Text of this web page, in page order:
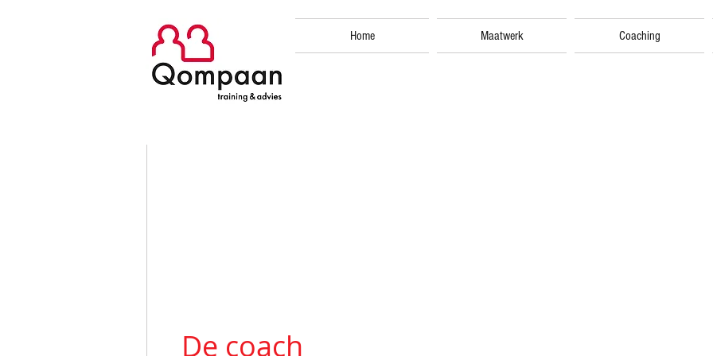
Home Maatwerk Coaching
De coach